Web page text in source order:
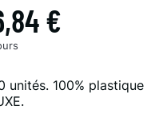
€
unités. 100% plastique